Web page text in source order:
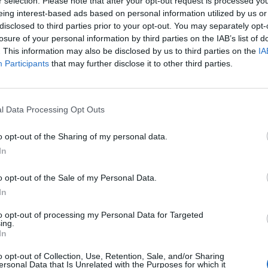
interest-based ads based on personal information utilized by us
to third parties prior to your opt-out. You may separately
of your personal information by third parties on the IAB’s list of
This information may also be disclosed by us to third parties on the
Participants that may further disclose it to other third parties.
Data Processing Opt Outs
opt-out of the Sharing of my personal data.
opt-out of the Sale of my Personal Data.
opt-out of processing my Personal Data for Targeted
opt-out of Collection, Use, Retention, Sale, and/or Sharing
Data that Is Unrelated with the Purposes for which it
Ανέστης Βλάχος:Οι καταγγελίες
ανθρωποκτονία από δόλο.Οι
σύζυγο και την κόρη της.